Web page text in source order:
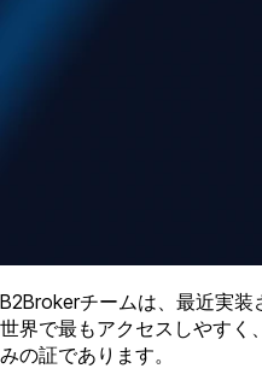
B2Brokerチームは、最近実
世界で最もアクセスしやすく
みの証であります。